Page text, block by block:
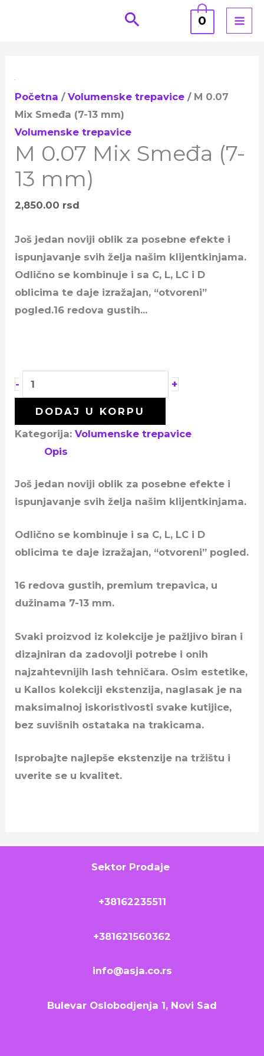
0
Početna /Volumenske trepavice / M 0.07
Mix Smeđa (7-13 mm)
Volumenske trepavice
M 0.07 Mix Smeđa (7-
13 mm)
2,850.00 rsd
Još jedan noviji oblik za posebne efekte i
ispunjavanje svih želja našim klijentkinjama.
Odlično se kombinuje i sa C, L, LC i D
oblicima te daje izražajan, “otvoreni”
pogled.16 redova gustih…
-
Mix
Smeđa
(7-
13
mm)
količina
+
DODAJ U KORPU
Kategorija:Volumenske trepavice
Opis
Još jedan noviji oblik za posebne efekte i
ispunjavanje svih želja našim klijentkinjama.
Odlično se kombinuje i sa C, L, LC i D
oblicima te daje izražajan, “otvoreni” pogled.
16 redova gustih, premium trepavica, u
dužinama 7-13 mm.
Svaki proizvod iz kolekcije je pažljivo biran i
dizajniran da zadovolji potrebe i onih
najzahtevnijih lash tehničara. Osim estetike,
u Kallos kolekciji ekstenzija, naglasak je na
maksimalnoj iskoristivosti svake kutijice,
bez suvišnih ostataka na trakicama.
Isprobajte najlepše ekstenzije na tržištu i
uverite se u kvalitet.
Sektor Prodaje
+38162235511
+381621560362
info@asja.co.rs
Bulevar Oslobodjenja 1, Novi Sad